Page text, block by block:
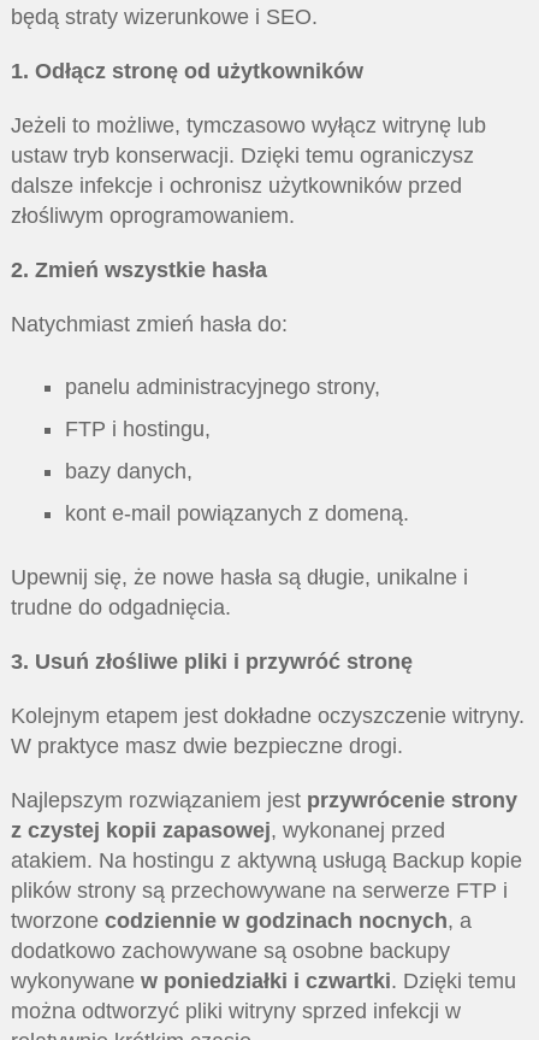
będą straty wizerunkowe i SEO.
1. Odłącz stronę od użytkowników
Jeżeli to możliwe, tymczasowo wyłącz witrynę lub
ustaw tryb konserwacji. Dzięki temu ograniczysz
dalsze infekcje i ochronisz użytkowników przed
złośliwym oprogramowaniem.
2. Zmień wszystkie hasła
Natychmiast zmień hasła do:
panelu administracyjnego strony,
FTP i hostingu,
bazy danych,
kont e-mail powiązanych z domeną.
Upewnij się, że nowe hasła są długie, unikalne i
trudne do odgadnięcia.
3. Usuń złośliwe pliki i przywróć stronę
Kolejnym etapem jest dokładne oczyszczenie witryny.
W praktyce masz dwie bezpieczne drogi.
Najlepszym rozwiązaniem jest przywrócenie strony
z czystej kopii zapasowej, wykonanej przed
atakiem. Na hostingu z aktywną usługą Backup kopie
plików strony są przechowywane na serwerze FTP i
tworzone codziennie w godzinach nocnych, a
dodatkowo zachowywane są osobne backupy
wykonywane w poniedziałki i czwartki. Dzięki temu
można odtworzyć pliki witryny sprzed infekcji w